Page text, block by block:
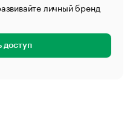
личный бренд
доступ